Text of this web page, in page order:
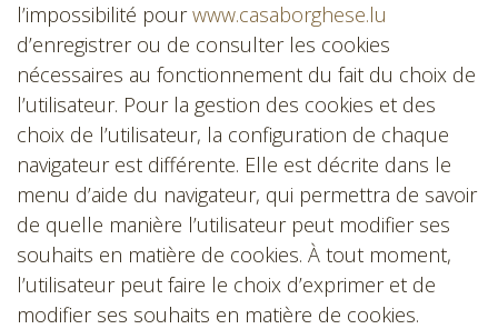
l’impossibilité pourwww.casaborghese.lu
d’enregistrer ou de consulter les cookies
nécessaires au fonctionnement du fait du choix de
l’utilisateur. Pour la gestion des cookies et des
choix de l’utilisateur, la configuration de chaque
navigateur est différente. Elle est décrite dans le
menu d’aide du navigateur, qui permettra de savoir
de quelle manière l’utilisateur peut modifier ses
souhaits en matière de cookies. À tout moment,
l’utilisateur peut faire le choix d’exprimer et de
modifier ses souhaits en matière de cookies.